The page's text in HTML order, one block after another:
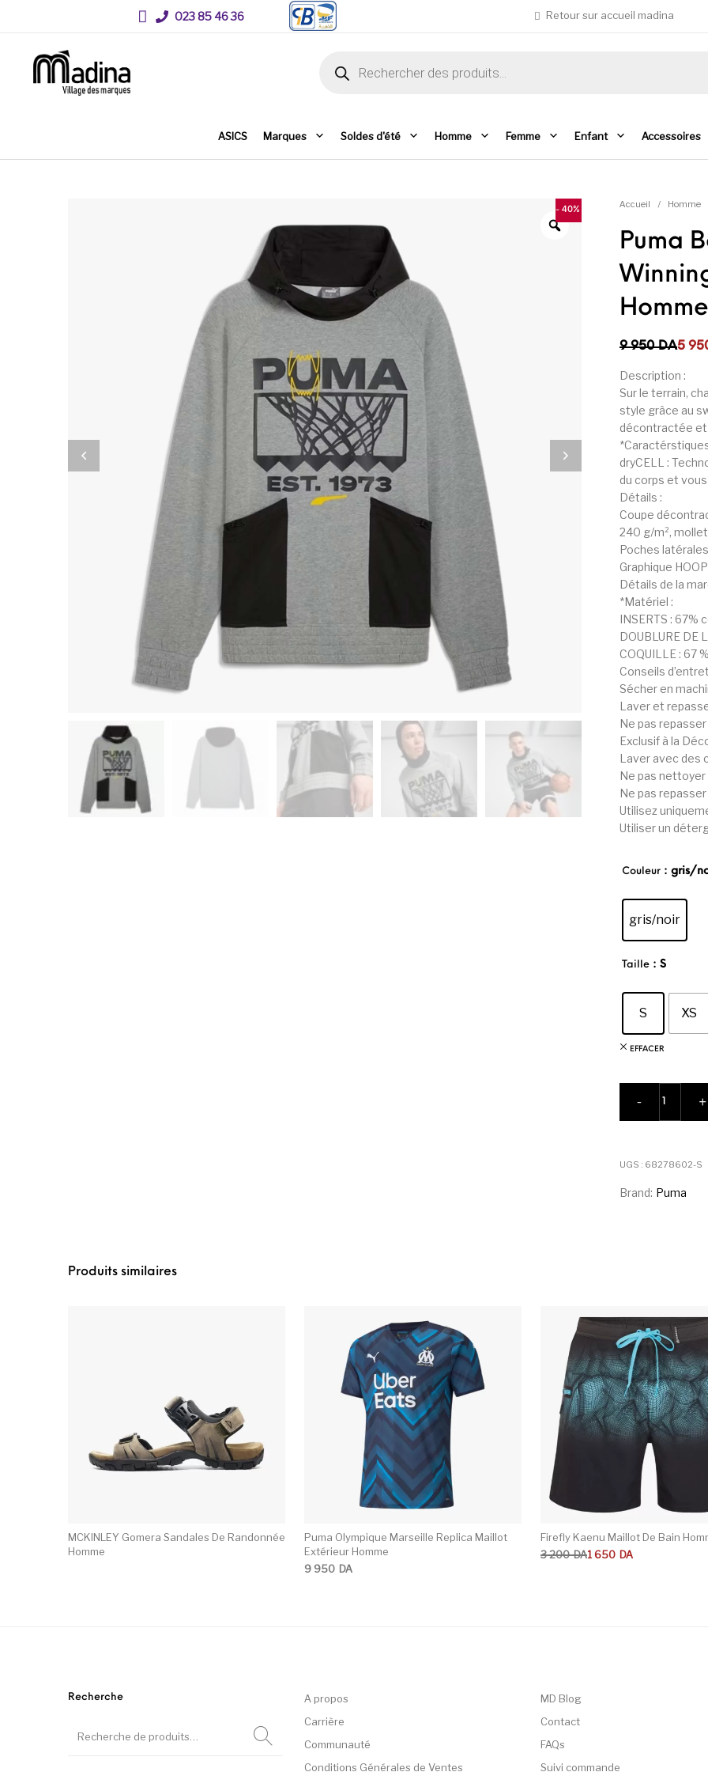
023 85 46 36 Retour sur accueil madina
ASICS Marques Soldes d'été Homme Femme Enfant Accessoires
- 40%
Accueil / Homme
Puma
Homme
9 950 DA
Le prix initial
5
Le prix actuel
Description :
Sur le terrain,
style grâce au
décontractée et
dryCELL :
du corps et vous
Détails :
Coupe
240 g/m²,
Poches
Graphique
Détails de la
*Matériel :
INSERTS : 67%
DOUBLURE DE
COQUILLE : 67
Conseils
Sécher en
Laver et
Ne pas repasser
Exclusif à la
Laver avec des
Ne pas nettoyer
Ne pas
Utilisez
Utiliser un
Couleur : gris/
gris/noir
Taille : S
S XS
EFFACER
-
+
UGS : 68278602-S
Brand: Puma
Produits similaires
MCKINLEY Gomera Sandales De Randonnée
Homme
Puma Olympique Marseille Replica Maillot
Extérieur Homme
9 950 DA
Ce produit a plusieurs variations. Les
Firefly Kaenu Maillot De Bain
3 200 DA
Le prix initial était : 3 200DA.
1 650 DA
Le prix actuel est : 1 650DA.
Recherche
A propos
Carrière
Communauté
Conditions Générales de Ventes
MD Blog
Contact
FAQs
Suivi commande